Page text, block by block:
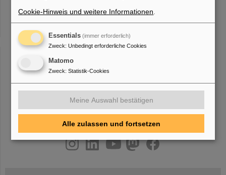
verwendet Cookies. Bei Cookies handelt es sich um kleine
Textdateien mitBesuchsinformationen, die zeitweise auf Ihrer
Festplatte gespeichert werden. Ruft der Nutzende eine Webseite
auf [...] und für Nutzende interessanter gestalten. Matomo ist
deaktiviert, wenn Nutzende unsere Webseite
Sie aktiv einwilligen, wird Ihr Nutzungsverhalten ausschließlich
anhand Ihrer IP-Adresse
instagramlinkedinyoutube
helmholtz.social
facebook
Cookie-Hinweis und weitere Informationen
Essentials (immer erforderlich)
Zweck: Unbedingt erforderliche Cookies
Matomo
Zweck: Statistik-Cookies
Meine Auswahl bestätigen
Alle zulassen und fortsetzen